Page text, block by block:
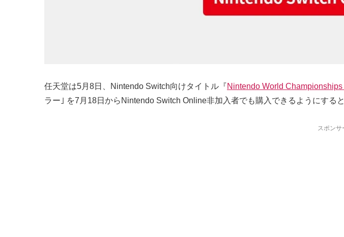
任天堂は5月8日、Nintendo Switch向けタイトル『Nintendo World
ラー｣ を7月18日からNintendo Switch Online非加入者でも購入できるようにすると
スポンサ